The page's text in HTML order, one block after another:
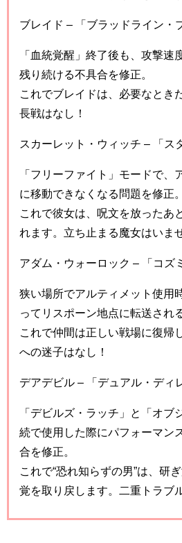
ブレイド – 「ブラッドライン・
「血統覚醒」終了後も、攻撃速
残り続ける不具合を修正。
これでブレイドは、必要なとき
長戦はなし！
スカーレット・ウィッチ – 「ス
「フリーファイト」モードで、
に移動できなくなる問題を修正。
これで彼女は、呪文を放ったあ
れます。立ち止まる魔女はいま
アダム・ウォーロック – 「コズ
狭い場所でアルティメット使用
ってリスポーン地点に転送され
これで仲間は正しい戦場に復帰
への迷子はなし！
デアデビル – 「デュアル・ディ
「デビルズ・ラッチ」と「オブ
続で使用した際にパフォーマン
合を修正。
これで“恐れ知らずの男”は、研
覚を取り戻します。二重トラブ